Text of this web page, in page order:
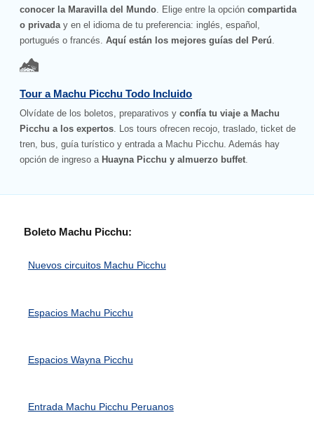
conocer la Maravilla del Mundo . Elige entre la opcióncompartida
o privada y en el idioma de tu preferencia: inglés, español,
portugués o francés.Aquí están los mejores guías del Perú
Tour a Machu Picchu Todo Incluido
Olvídate de los boletos, preparativos yconfía tu viaje a Machu
Picchu a los expertos. Los tours ofrecen recojo, traslado, ticket de
tren, bus, guía turístico y entrada a Machu Picchu. Además hay
opción de ingreso a Huayna Picchu y almuerzo buffet.
Boleto Machu Picchu:
Nuevos circuitos Machu Picchu
Espacios Machu Picchu
Espacios Wayna Picchu
Entrada Machu Picchu Peruanos